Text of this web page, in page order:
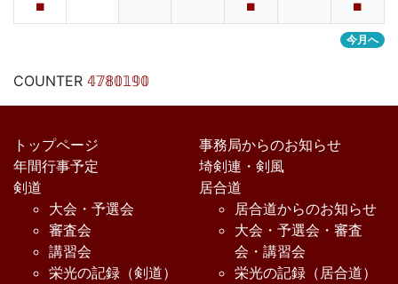
■ ■ ■
今月へ
COUNTER 𝟜𝟟𝟠𝟘𝟙𝟡𝟘
トップページ
事務局からのお知らせ
年間行事予定
埼剣連・剣風
剣道
大会・予選会
審査会
講習会
栄光の記録（剣道）
居合道
居合道からのお知らせ
大会・予選会・審査
会・講習会
栄光の記録（居合道）